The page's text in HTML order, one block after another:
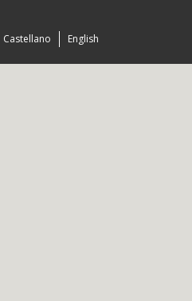
English
Castellano